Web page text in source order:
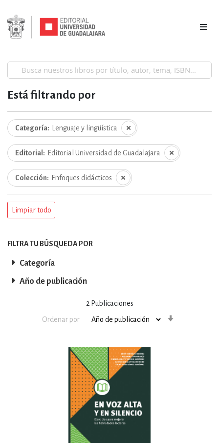
2 Publicaciones
Ordenar por
Está filtrando por
Categoría Lenguaje y lingüística
Editorial Editorial Universidad de Guadalajara
Colección Enfoques didácticos
Limpiar todo
FILTRA TU BÚSQUEDA POR
Categoría
Año de publicación